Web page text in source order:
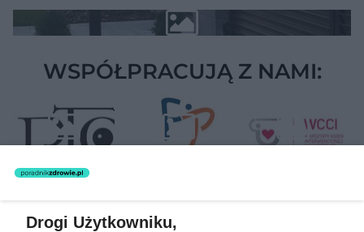
WSPÓŁPRACUJĄ Z NAMI:
Drogi Użytkowniku,